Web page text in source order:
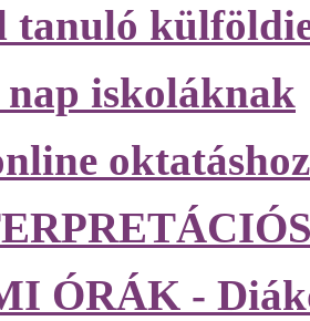
tanuló
iskoláknak
oktatáshoz
ÓRÁK -